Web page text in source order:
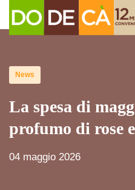
News
La spesa di
profumo di rose
04 maggio 2026